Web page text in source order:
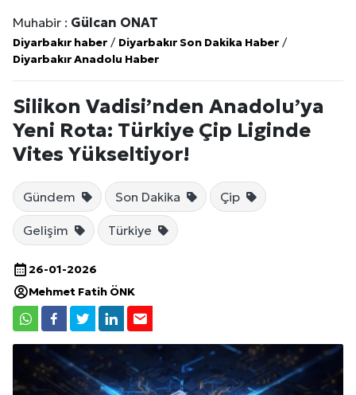
Muhabir : Gülcan ONAT
Diyarbakır haber / Diyarbakır Son Dakika Haber /
Diyarbakır Anadolu Haber
Silikon Vadisi’nden Anadolu’ya
Yeni Rota: Türkiye Çip Liginde
Vites Yükseltiyor!
Gündem Son Dakika Çip
Gelişim Türkiye
26-01-2026
Mehmet Fatih ÖNK